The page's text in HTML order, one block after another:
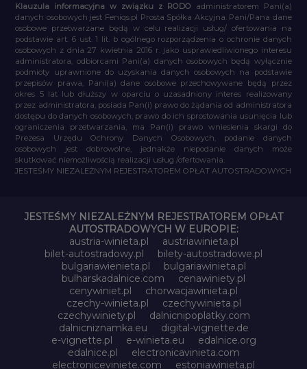
Klauzula informacyjna w związku z RODO administratorem Pani(a)
danych osobowych jest Feniqs.pl Prosta Spółka Akcyjna. Pani/Pana dane
osobowe przetwarzane będą w celu realizacji usług/ ofertowania na
podstawie art. 6 ust. 1 lit. b ogólnego rozporządzenia o ochronie danych
osobowych z dnia 27 kwietnia 2016 r. jako usprawiedliwionego interesu
administratora, odbiorcami Pani(a) danych osobowych będą wyłącznie
podmioty uprawnione do uzyskania danych osobowych na podstawie
przepisów prawa, Pani(a) dane osobowe przechowywane będą przez
okres 5 lat lub dłuższy w oparciu o uzasadniony interes realizowany
przez administratora, posiada Pan(i) prawo do żądania od administratora
dostępu do danych osobowych, prawo do ich sprostowania usunięcia lub
ograniczenia przetwarzania, ma Pan(i) prawo wniesienia skargi do
Prezesa Urzędu Ochrony Danych Osobowych, podanie danych
osobowych jest dobrowolne, jednakże niepodanie danych może
skutkować niemożliwością realizacji usług /ofertowania.
JESTEŚMY NIEZALEŻNYM REJESTRATOREM OPŁAT AUTOSTRADOWYCH
JESTEŚMY NIEZALEŻNYM REJESTRATOREM OPŁAT
AUTOSTRADOWYCH W EUROPIE:
austria-winieta.pl
austriawinieta.pl
bilet-autostradowy.pl
bilety-autostradowe.pl
bulgariawienieta.pl
bulgariawinieta.pl
bulharskadalnice.com
cenawiniety.pl
cenywiniet.pl
chorwacjawinieta.pl
czechy-winieta.pl
czechywinieta.pl
czechywiniety.pl
dalnicnipoplatky.com
dalnicniznamka.eu
digital-vignette.de
e-vignette.pl
e-winieta.eu
edalnice.org
edalnice.pl
electronicavinieta.com
electroniceviniete.com
estoniawinieta.pl